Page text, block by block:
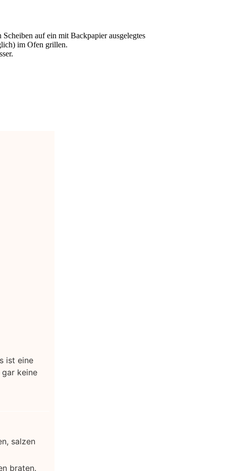
auf ein mit Backpapier ausgelegtes
im Ofen grillen.
ist eine
keine
salzen
braten.